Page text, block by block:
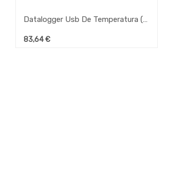
Datalogger Usb De Temperatura (-35 / +80ºc)
83,64€